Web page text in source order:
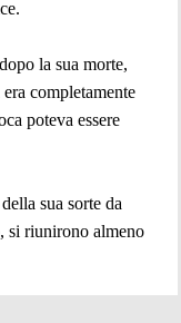
la sua morte,
completamente
poteva essere
sua sorte da
si riunirono almeno